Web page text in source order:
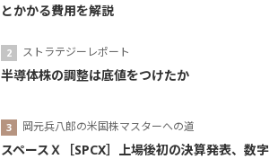
とかかる費用を解説
ストラテジーレポート
半導体株の調整は底値をつけたか
岡元兵八郎の米国株マスターへの道
スペースＸ［SPCX］上場後初の決算発表、数字